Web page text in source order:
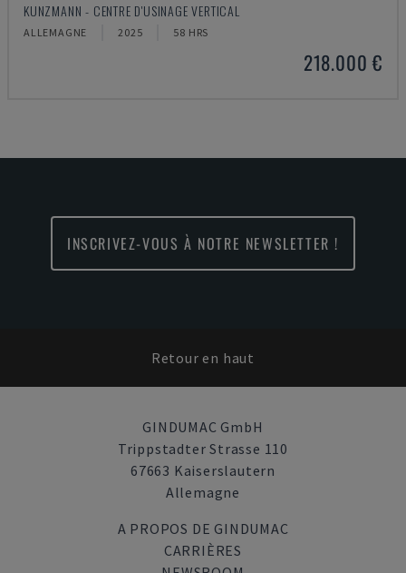
KUNZMANN - CENTRE D'USINAGE VERTICAL
ALLEMAGNE 2025 58 HRS
218.000 €
INSCRIVEZ-VOUS À NOTRE NEWSLETTER !
Retour en haut
GINDUMAC GmbH
Trippstadter Strasse 110
67663 Kaiserslautern
Allemagne
A PROPOS DE GINDUMAC
CARRIÈRES